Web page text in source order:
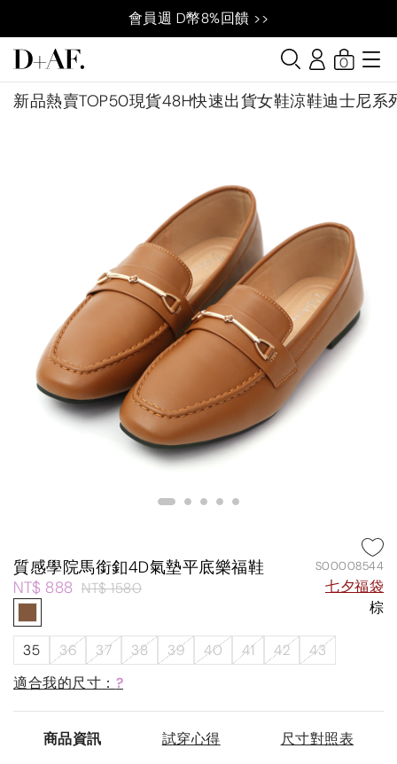
會員週 D幣8%回饋 >>
新品熱賣TOP50現貨48H快速出貨女鞋涼鞋迪士尼系
0
質感學院馬銜釦4D氣墊平底樂福鞋 S00008544
NT$ 888 NT$ 1580
七夕福袋
棕
35 36 37 38 39 40 41 42
43
適合我的尺寸： ?
商品資訊 試穿心得 尺寸對照表